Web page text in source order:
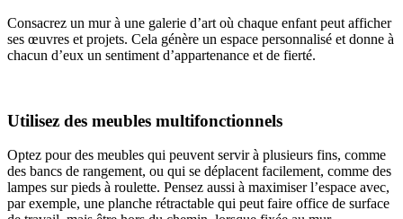
Consacrez un mur à une galerie d’art où chaque enfant peut afficher
ses œuvres et projets. Cela génère un espace personnalisé et donne à
chacun d’eux un sentiment d’appartenance et de fierté.
Utilisez des meubles multifonctionnels
Optez pour des meubles qui peuvent servir à plusieurs fins, comme
des bancs de rangement, ou qui se déplacent facilement, comme des
lampes sur pieds à roulette. Pensez aussi à maximiser l’espace avec,
par exemple, une planche rétractable qui peut faire office de surface